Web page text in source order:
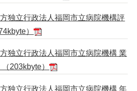
方独立行政法人福岡市立病院機構評
）
独立行政法人福岡市立病院機構 業
203kbyte）
方独立行政法人福岡市立病院機構 年